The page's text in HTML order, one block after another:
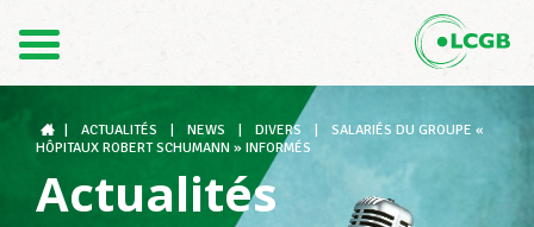
DE
Le LCGB
ACTUALITÉS NEWS DIVERS
SALARIÉS DU GROUPE «
HÔPITAUX ROBERT SCHUMANN » INFORMÉS
Actualités